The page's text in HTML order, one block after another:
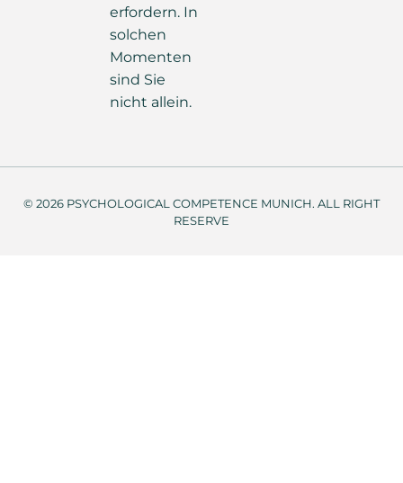
erfordern. In
solchen
Momenten
sind Sie
nicht allein.
© 2026 PSYCHOLOGICAL COMPETENCE MUNICH. ALL RIGHT
RESERVE